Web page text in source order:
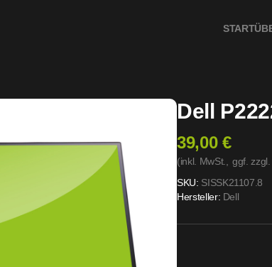
START
Dell
39,00 €
(inkl. MwSt., ggf.
SKU: SISSK21107.8
Hersteller: Dell